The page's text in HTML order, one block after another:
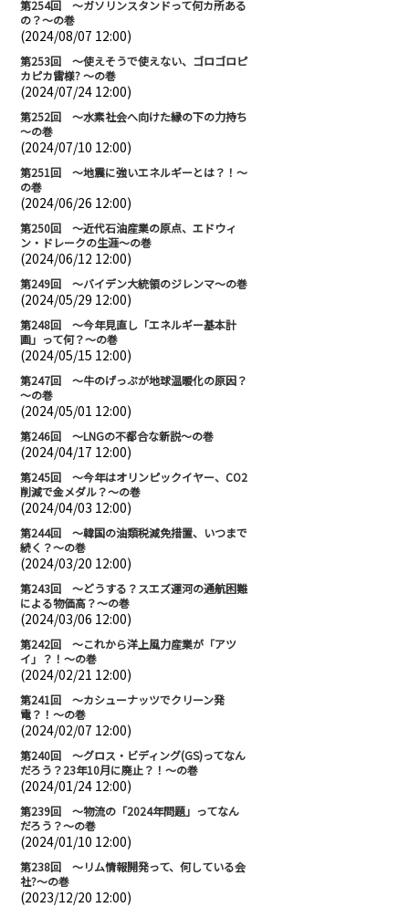
第254回 ～ガソリンスタンドって何カ所ある
の？～の巻
(2024/08/07 12:00)
第253回 ～使えそうで使えない、ゴロゴロピ
カピカ雷様? ～の巻
(2024/07/24 12:00)
第252回 ～水素社会へ向けた縁の下の力持ち
～の巻
(2024/07/10 12:00)
第251回 ～地震に強いエネルギーとは？！～
の巻
(2024/06/26 12:00)
第250回 ～近代石油産業の原点、エドウィ
ン・ドレークの生涯～の巻
(2024/06/12 12:00)
第249回 ～バイデン大統領のジレンマ～の巻
(2024/05/29 12:00)
第248回 ～今年見直し「エネルギー基本計
画」って何？～の巻
(2024/05/15 12:00)
第247回 ～牛のげっぷが地球温暖化の原因？
～の巻
(2024/05/01 12:00)
第246回 ～LNGの不都合な新説～の巻
(2024/04/17 12:00)
第245回 ～今年はオリンピックイヤー、CO2
削減で金メダル？～の巻
(2024/04/03 12:00)
第244回 ～韓国の油類税減免措置、いつまで
続く？～の巻
(2024/03/20 12:00)
第243回 ～どうする？スエズ運河の通航困難
による物価高？～の巻
(2024/03/06 12:00)
第242回 ～これから洋上風力産業が「アツ
イ」？！～の巻
(2024/02/21 12:00)
第241回 ～カシューナッツでクリーン発
電？！～の巻
(2024/02/07 12:00)
第240回 ～グロス・ビディング(GS)ってなん
だろう？23年10月に廃止？！～の巻
(2024/01/24 12:00)
第239回 ～物流の「2024年問題」ってなん
だろう？～の巻
(2024/01/10 12:00)
第238回 ～リム情報開発って、何している会
社?～の巻
(2023/12/20 12:00)